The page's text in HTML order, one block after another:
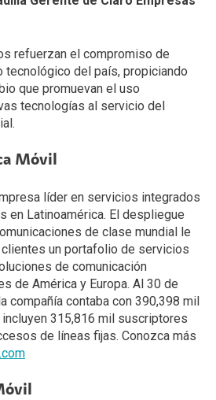
refuerzan el compromiso de
tecnológico del país, propiciando
que promuevan el uso
tecnologías al servicio del
Móvil
líder en servicios integrados
en Latinoamérica. El despliegue
de clase mundial le
un portafolio de servicios
de comunicación
de América y Europa. Al 30 de
compañía contaba con 390,398 mil
incluyen 315,816 mil suscriptores
de líneas fijas. Conozca más